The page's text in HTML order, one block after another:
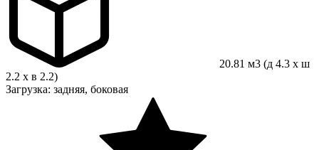
20.81 м3 (д 4.3 x ш
2.2 x в 2.2)
Загрузка: задняя, боковая